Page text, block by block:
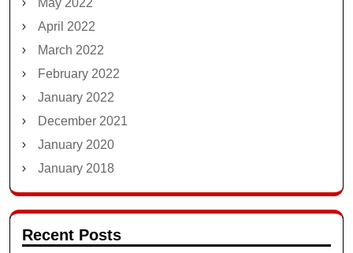
May 2022
April 2022
March 2022
February 2022
January 2022
December 2021
January 2020
January 2018
Recent Posts